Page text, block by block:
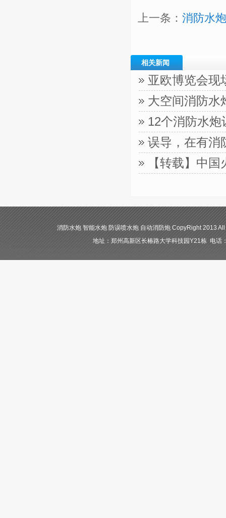
上一条： 消防水
相关新闻
亚欧博览会现
大空间消防水
12个消防水
误导，在有消
【转载】中
消防水炮 智能水炮 防误喷水炮 自动消防炮 CopyRight 2013
地址：郑州高新区长椿路大学科技园Y21栋 电